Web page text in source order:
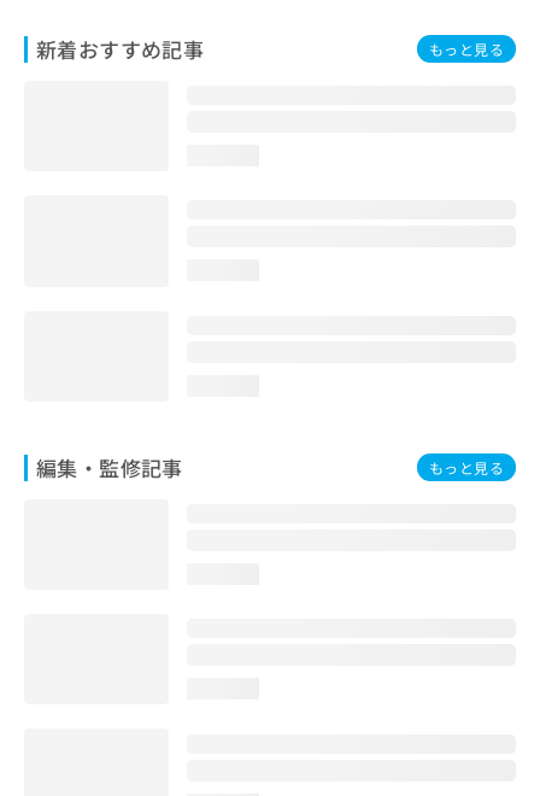
新着おすすめ記事 もっと見る
編集・監修記事 もっと見る
問
い